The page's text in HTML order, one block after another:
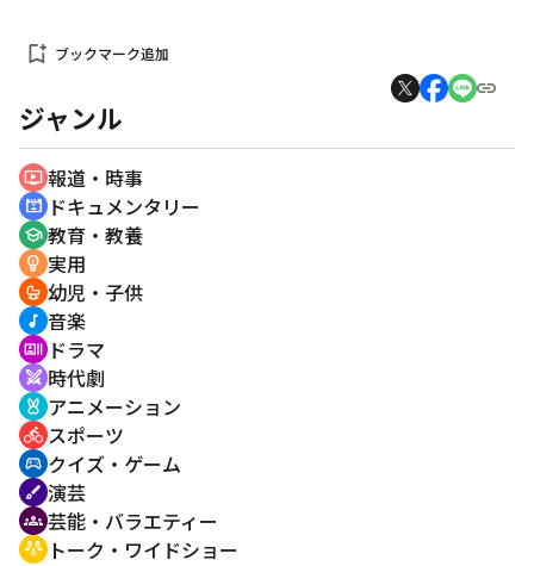
bookmark_add ブックマーク追加
ジャンル
ondemand_video 報道・時事
cinematic_blur ドキュメンタリー
school 教育・教養
emoji_objects 実用
crib 幼児・子供
music_note 音楽
recent_actors ドラマ
swords 時代劇
cruelty_free アニメーション
directions_bike スポーツ
sports_esports クイズ・ゲーム
brush 演芸
groups 芸能・バラエティー
adaptive_audio_mic トーク・ワイドショー